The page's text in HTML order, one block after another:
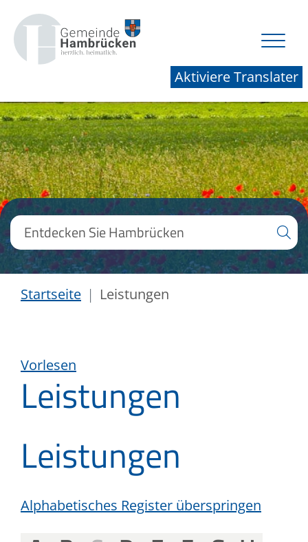
Aktiviere Translater
Startseite Leistungen
Vorlesen
Leistungen
Leistungen
Alphabetisches Register überspringen